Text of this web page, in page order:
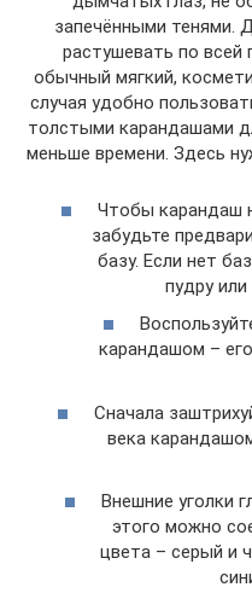
запечёнными тенями.
растушевать по всей
обычный мягкий,
случая удобно
толстыми карандашами
меньше времени. Здесь
Чтобы карандаш
забудьте
базу. Если нет
пудру
карандашом –
Сначала
века
Внешние уголки
этого можно
цвета – серый и